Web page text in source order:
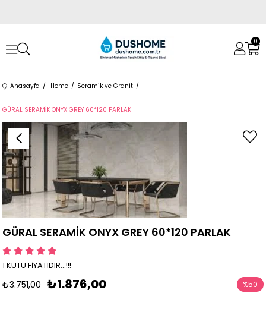
0
Anasayfa Home Seramik ve Granit
GÜRAL SERAMİK ONYX GREY 60*120 PARLAK
GÜRAL SERAMİK ONYX GREY 60*120 PARLAK
1 KUTU FİYATIDIR...!!!
₺3.751,00 ₺1.876,00 %50
İndirim